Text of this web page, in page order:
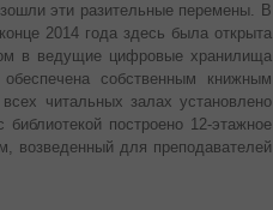
эти разительные перемены. В
2014 года здесь была открыта
в ведущие цифровые хранилища
собственным книжным
читальных залах установлено
построено 12-этажное
возведенный для преподавателей